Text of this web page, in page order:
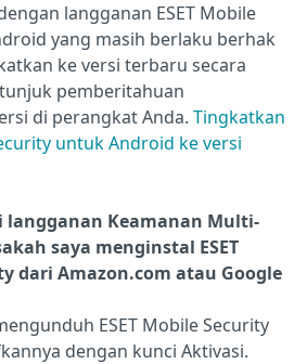
langganan ESET Mobile
yang masih berlaku berhak
ke versi terbaru secara
pemberitahuan
di perangkat Anda. Tingkatkan
untuk Android ke versi
langganan Keamanan Multi-
saya menginstal ESET
dari Amazon.com atau Google
ESET Mobile Security
dengan kunci Aktivasi.